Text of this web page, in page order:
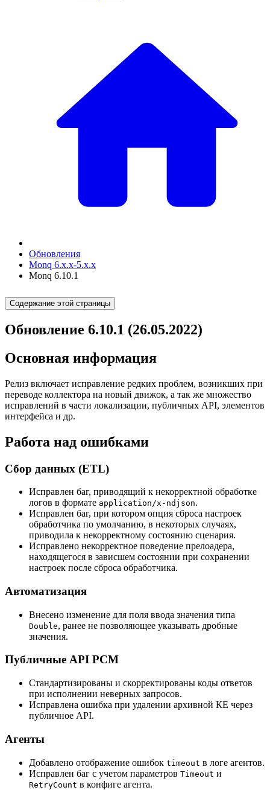
Обновления
Monq 6.x.x-5.x.x
Monq 6.10.1
Содержание этой страницы
Обновление 6.10.1 (26.05.2022)
Основная информация
Релиз включает исправление редких проблем, возникших при
переводе коллектора на новый движок, а так же множество
исправлений в части локализации, публичных API, элементов
интерфейса и др.
Работа над ошибками
Сбор данных (ETL)
Исправлен баг, приводящий к некорректной обработке
логов в формате application/x-ndjson.
Исправлен баг, при котором опция сброса настроек
обработчика по умолчанию, в некоторых случаях,
приводила к некорректному состоянию сценария.
Исправлено некорректное поведение прелоадера,
находящегося в зависшем состоянии при сохранении
настроек после сброса обработчика.
Автоматизация
Внесено изменение для поля ввода значения типа
Double, ранее не позволяющее указывать дробные
значения.
Публичные API РСМ
Стандартизированы и скорректированы коды ответов
при исполнении неверных запросов.
Исправлена ошибка при удалении архивной КЕ через
публичное API.
Агенты
Добавлено отображение ошибок timeout в логе агентов.
Исправлен баг с учетом параметров Timeout и
RetryCount в конфиге агента.